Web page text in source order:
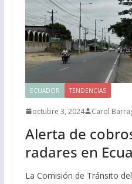
ECUADOR TENDENCIAS
octubre 3, 2024 Carol
Alerta de
radares en
La Comisión de Tránsito